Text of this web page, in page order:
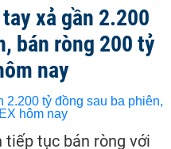
xả gần 2.200
bán ròng 200 tỷ
nay
tiếp tục bán ròng với